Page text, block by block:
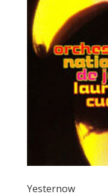
Yesternow